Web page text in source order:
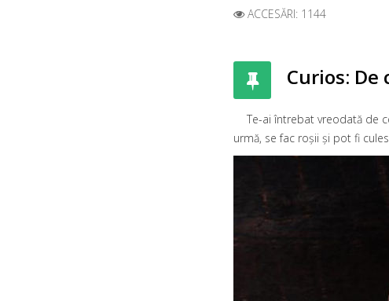
ACCESĂRI: 1144
Curios:
Te-ai întrebat vreodată de
urmă, se fac roșii și pot fi